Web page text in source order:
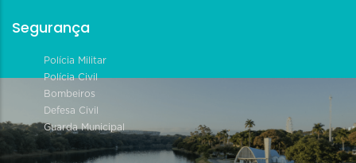
Segurança
Polícia Militar
Polícia Civil
Bombeiros
Defesa Civil
Guarda Municipal